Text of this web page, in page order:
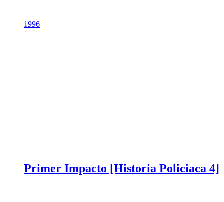
1996
Primer Impacto [Historia Policiaca 4]